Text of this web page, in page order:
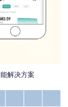
解决方案